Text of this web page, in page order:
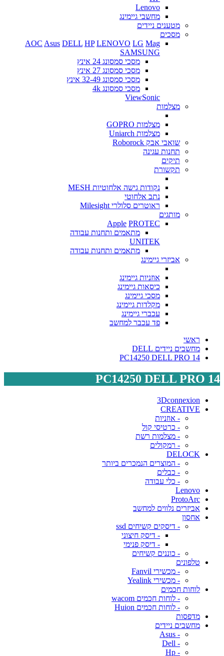
Lenovo
מחשבי גיימינג
מטענים ניידים
מסכים
AOC Asus DELL HP LENOVO LG Mag
SAMSUNG
מסכי סמסונג 24 אינץ
מסכי סמסונג 27 אינץ
מסכי סמסונג 32-49 אינץ
מסכי סמסונג 4k
ViewSonic
מצלמות
מצלמות GOPRO
מצלמות Uniarch
שואבי אבק Roborock
תחנות עגינה
תיקים
תקשורת
נקודות גישה אלחוטיות MESH
נתב אלחוטי
ראוטרים סלולרי Milesight
מותגים
Apple PROTEC
מתאמים ותחנות עבודה
UNITEK
מתאמים ותחנות עבודה
אביזרי גיימינג
אוזניות גיימינג
כיסאות גיימינג
מסכי גיימינג
מקלדות גיימינג
עכברי גיימינג
פד עכבר למחשב
ראשי
מחשבים ניידים DELL
PC14250 DELL PRO 14
PC14250 DELL PRO 14
3Dconnexion
CREATIVE
- אוזניות
- כרטיסי קול
- מצלמות רשת
- רמקולים
DELOCK
- המוצרים הנמכרים ביותר
- כבלים
- כלי עבודה
Lenovo
ProtoArc
אביזרים נלווים למחשב
אחסון
- דיסקים קשיחים ssd
- דיסק חיצוני
- דיסק פנימי
- כוננים קשיחים
טלפונים
- מכשירי Fanvil
- מכשירי Yealink
לוחות חכמים
- לוחות חכמים wacom
- לוחות חכמים Huion
מדפסות
מחשבים ניידים
- Asus
- Dell
- Hp